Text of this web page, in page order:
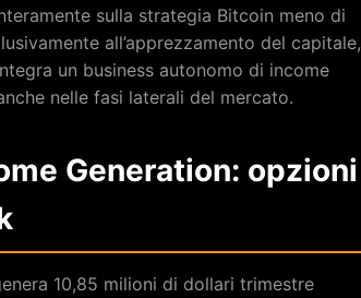
sulla strategia Bitcoin meno di
all’apprezzamento del capitale,
un business autonomo di income
nelle fasi laterali del mercato.
Generation: opzioni
10,85 milioni di dollari trimestre